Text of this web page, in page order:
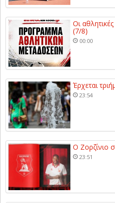
Οι
(7/8)
00:00
Έρχεται
23:54
Ο Ζορζίνιο
23:51